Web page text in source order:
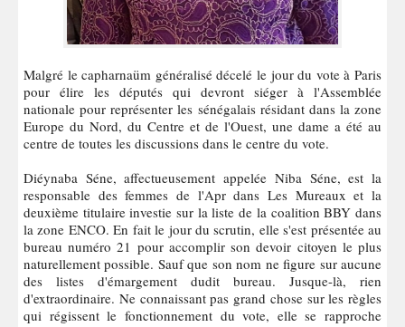
Malgré le capharnaüm généralisé décelé le jour du vote à Paris
pour élire les députés qui devront siéger à l'Assemblée
nationale pour représenter les sénégalais résidant dans la zone
Europe du Nord, du Centre et de l'Ouest, une dame a été au
centre de toutes les discussions dans le centre du vote.
Diéynaba Séne, affectueusement appelée Niba Séne, est la
responsable des femmes de l'Apr dans Les Mureaux et la
deuxième titulaire investie sur la liste de la coalition BBY dans
la zone ENCO. En fait le jour du scrutin, elle s'est présentée au
bureau numéro 21 pour accomplir son devoir citoyen le plus
naturellement possible. Sauf que son nom ne figure sur aucune
des listes d'émargement dudit bureau. Jusque-là, rien
d'extraordinaire. Ne connaissant pas grand chose sur les règles
qui régissent le fonctionnement du vote, elle se rapproche